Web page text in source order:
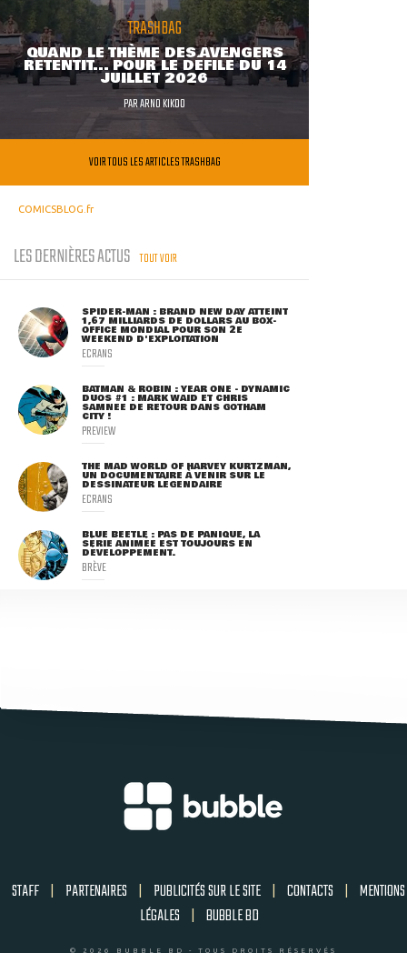
TRASHBAG
QUAND LE THÈME DES AVENGERS
RETENTIT... POUR LE DÉFILÉ DU 14
JUILLET 2026
PARARNO KIKOO
VOIR TOUS LES ARTICLES TRASHBAG
COMICSBLOG.fr
LES DERNIÈRES ACTUS TOUT VOIR
SPIDER-MAN : BRAND NEW DAY ATTEINT
1,67 MILLIARDS DE DOLLARS AU BOX-
OFFICE MONDIAL POUR SON 2E
WEEKEND D'EXPLOITATION
ECRANS
BATMAN & ROBIN : YEAR ONE - DYNAMIC
DUOS #1 : MARK WAID ET CHRIS
SAMNEE DE RETOUR DANS GOTHAM
CITY !
PREVIEW
THE MAD WORLD OF HARVEY KURTZMAN,
UN DOCUMENTAIRE À VENIR SUR LE
DESSINATEUR LÉGENDAIRE
ECRANS
BLUE BEETLE : PAS DE PANIQUE, LA
SÉRIE ANIMÉE EST TOUJOURS EN
DÉVELOPPEMENT.
BRÈVE
STAFF | PARTENAIRES | PUBLICITÉS SUR LE SITE | CONTACTS | MENTIONS
LÉGALES | BUBBLE BD
© 2026 BUBBLE BD - TOUS DROITS RÉSERVÉS